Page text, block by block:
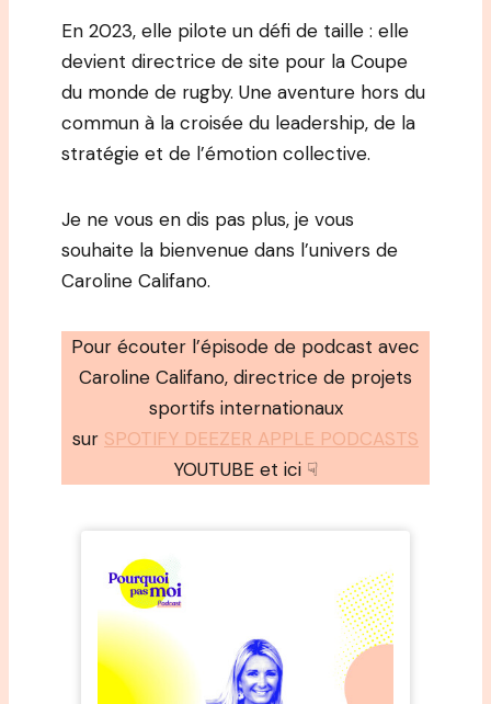
En 2023, elle pilote un défi de taille : elle
devient directrice de site pour la Coupe
du monde de rugby. Une aventure hors du
commun à la croisée du leadership, de la
stratégie et de l’émotion collective.
Je ne vous en dis pas plus, je vous
souhaite la bienvenue dans l’univers de
Caroline Califano.
Pour écouter l’épisode de podcast avec
Caroline Califano, directrice de projets
sportifs internationaux
sur SPOTIFY DEEZER APPLE PODCASTS
YOUTUBE et ici ☟